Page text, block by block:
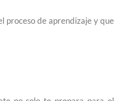
proceso de aprendizaje y que